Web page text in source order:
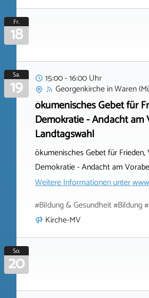
Fr.
18
Sa.
19
15:00 - 16:00 Uhr
GeorgenkircheinWaren
ökumenisches Gebet für
Demokratie - Andacht am
Landtagswahl
ökumenisches Gebet für
Demokratie - Andacht am
Weitere Informationen unter
#Bildung & Gesundheit #Bildung
Kirche-MV
So.
20